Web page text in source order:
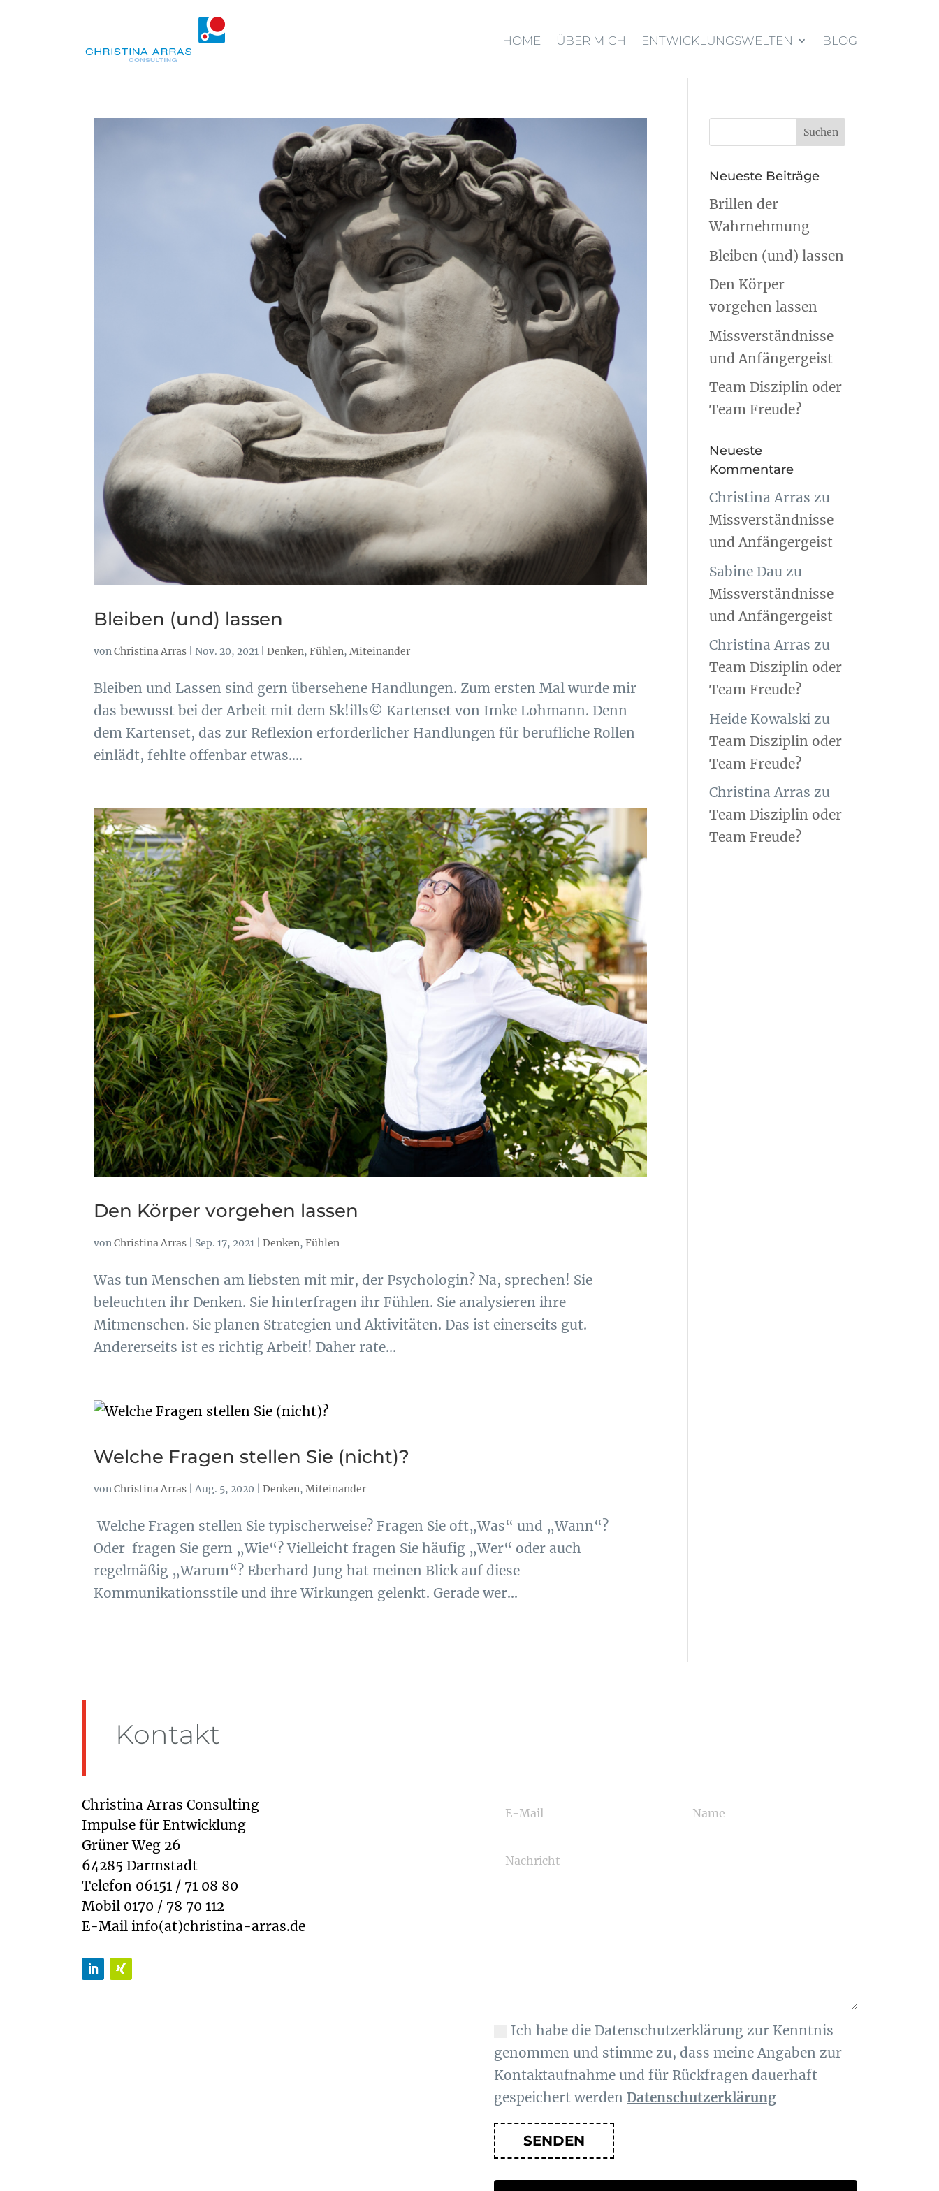
HOME ÜBER MICH ENTWICKLUNGSWELTEN BLOG
Bleiben (und) lassen
vonChristina Arras |Nov. 20, 2021 |Denken,Fühlen,Miteinander
Bleiben und Lassen sind gern übersehene Handlungen. Zum ersten Mal wurde mir
das bewusst bei der Arbeit mit dem Sk!ills© Kartenset von Imke Lohmann. Denn
dem Kartenset, das zur Reflexion erforderlicher Handlungen für berufliche Rollen
einlädt, fehlte offenbar etwas....
Den Körper vorgehen lassen
vonChristina Arras Sep. 17, 2021 |Denken,Fühlen
Was tun Menschen am liebsten mit mir, der Psychologin? Na, sprechen! Sie
beleuchten ihr Denken. Sie hinterfragen ihr Fühlen. Sie analysieren ihre
Mitmenschen. Sie planen Strategien und Aktivitäten. Das ist einerseits gut.
Andererseits ist es richtig Arbeit! Daher rate...
Welche Fragen stellen Sie (nicht)?
vonChristina Arras |Aug. 5, 2020 |Denken,Miteinander
Welche Fragen stellen Sie typischerweise? Fragen Sie oft„Was“ und „Wann“?
Oder fragen Sie gern „Wie“? Vielleicht fragen Sie häufig „Wer“ oder auch
regelmäßig „Warum“? Eberhard Jung hat meinen Blick auf diese
Kommunikationsstile und ihre Wirkungen gelenkt. Gerade wer...
Neueste Beiträge
Brillen der
Wahrnehmung
Bleiben (und) lassen
Den Körper
vorgehen lassen
Missverständnisse
und Anfängergeist
Team Disziplin oder
Team Freude?
Neueste
Kommentare
Christina Arras zu
Missverständnisse
und Anfängergeist
Sabine Dau zu
Missverständnisse
und Anfängergeist
Christina Arras zu
Team Disziplin oder
Team Freude?
Heide Kowalski zu
Team Disziplin oder
Team Freude?
Christina Arras zu
Team Disziplin oder
Team Freude?
Kontakt
Christina Arras Consulting
Impulse für Entwicklung
Grüner Weg 26
64285 Darmstadt
Telefon 06151 / 71 08 80
Mobil 0170 / 78 70 112
E-Mail info(at)christina-arras.de
Ich habe die Datenschutzerklärung zur Kenntnis
genommen und stimme zu, dass meine Angaben zur
Kontaktaufnahme und für Rückfragen dauerhaft
gespeichert werdenDatenschutzerklärung
SENDEN